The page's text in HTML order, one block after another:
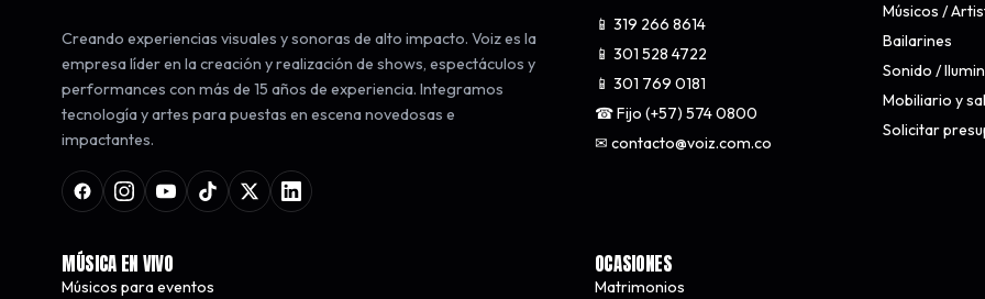
Creando experiencias visuales y sonoras de alto impacto. Voiz es la
empresa líder en la creación y realización de shows, espectáculos y
performances con más de 15 años de experiencia. Integramos
tecnología y artes para puestas en escena novedosas e
impactantes.
📱 319 266 8614
📱 301 528 4722
📱 301 769 0181
☎ Fijo (+57) 574 0800
✉ contacto@voiz.com.co
Músicos /
Bailarines
Sonido /
Mobiliario y
Solicitar
MÚSICA EN VIVO
Músicos para eventos
OCASIONES
Matrimonios